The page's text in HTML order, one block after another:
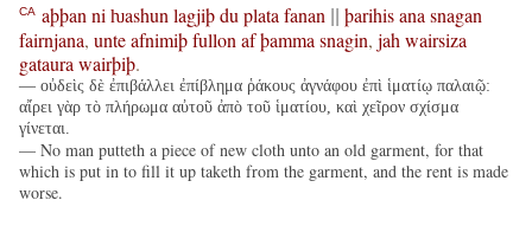
CA aþþan ni ƕashun lagjiþdu plata fanan þarihisana snagan
fairnjana, unteafnimiþfullon afþamma snagin, jah wairsiza
gataura wairþiþ.
— οὐδεὶς δὲ ἐπιβάλλει ἐπίβλημα ῥάκους ἀγνάφου ἐπὶ ἱματίῳ παλαιῷ:
αἴρει γὰρ τὸ πλήρωμα αὐτοῦ ἀπὸ τοῦ ἱματίου, καὶ χεῖρον σχίσμα
γίνεται.
— No man putteth a piece of new cloth unto an old garment, for that
which is put in to fill it up taketh from the garment, and the rent is made
worse.